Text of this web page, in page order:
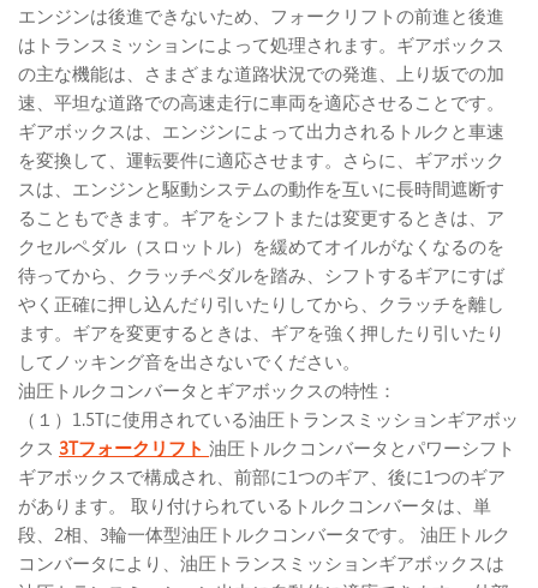
エンジンは後進できないため、フォークリフトの前進と後進
はトランスミッションによって処理されます。ギアボックス
の主な機能は、さまざまな道路状況での発進、上り坂での加
速、平坦な道路での高速走行に車両を適応させることです。
ギアボックスは、エンジンによって出力されるトルクと車速
を変換して、運転要件に適応させます。さらに、ギアボック
スは、エンジンと駆動システムの動作を互いに長時間遮断す
ることもできます。ギアをシフトまたは変更するときは、ア
クセルペダル（スロットル）を緩めてオイルがなくなるのを
待ってから、クラッチペダルを踏み、シフトするギアにすば
やく正確に押し込んだり引いたりしてから、クラッチを離し
ます。ギアを変更するときは、ギアを強く押したり引いたり
してノッキング音を出さないでください。
油圧トルクコンバータとギアボックスの特性：
（１）1.5Tに使用されている油圧トランスミッションギアボッ
クス 3Tフォークリフト 油圧トルクコンバータとパワーシフト
ギアボックスで構成され、前部に1つのギア、後に1つのギア
があります。 取り付けられているトルクコンバータは、単
段、2相、3輪一体型油圧トルクコンバータです。 油圧トルク
コンバータにより、油圧トランスミッションギアボックスは